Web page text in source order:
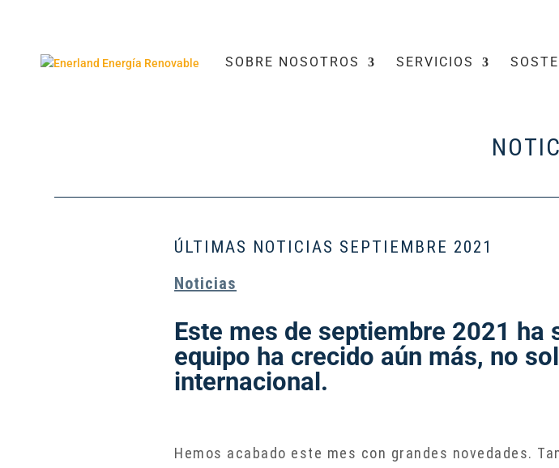
SOBRE NOSOTROS SERVICIOS
ÚLTIMAS NOTICIAS SEPTIEMBRE 2021
Noticias
Este mes de septiembre 2021
equipo ha crecido aún más, no
internacional.
Hemos acabado este mes con grandes novedades.